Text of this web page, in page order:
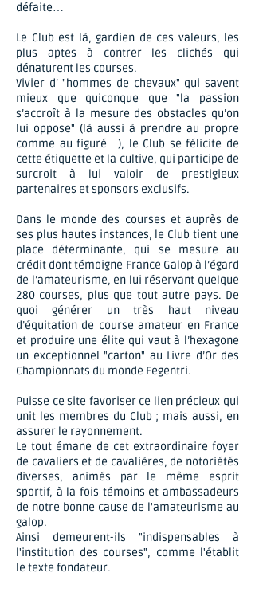
défaite…
Le Club est là, gardien de ces valeurs, les
plus aptes à contrer les clichés qui
dénaturent les courses.
Vivier d’ "hommes de chevaux" qui savent
mieux que quiconque que "la passion
s’accroît à la mesure des obstacles qu’on
lui oppose" (là aussi à prendre au propre
comme au figuré…), le Club se félicite de
cette étiquette et la cultive, qui participe de
surcroit à lui valoir de prestigieux
partenaires et sponsors exclusifs.
Dans le monde des courses et auprès de
ses plus hautes instances, le Club tient une
place déterminante, qui se mesure au
crédit dont témoigne France Galop à l’égard
de l’amateurisme, en lui réservant quelque
280 courses, plus que tout autre pays. De
quoi générer un très haut niveau
d’équitation de course amateur en France
et produire une élite qui vaut à l’hexagone
un exceptionnel "carton" au Livre d’Or des
Championnats du monde Fegentri.
Puisse ce site favoriser ce lien précieux qui
unit les membres du Club ; mais aussi, en
assurer le rayonnement.
Le tout émane de cet extraordinaire foyer
de cavaliers et de cavalières, de notoriétés
diverses, animés par le même esprit
sportif, à la fois témoins et ambassadeurs
de notre bonne cause de l'amateurisme au
galop.
Ainsi demeurent-ils "indispensables à
l'institution des courses", comme l'établit
le texte fondateur.